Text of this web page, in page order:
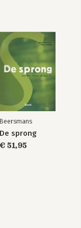
Beersmans
De sprong
€ 51,95